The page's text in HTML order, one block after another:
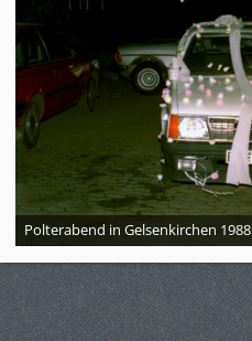
Polterabend in Gelsenkirchen 1988